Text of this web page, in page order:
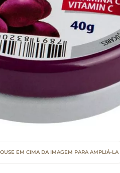
EM CIMA DA IMAGEM PARA AMPLIÁ-LA